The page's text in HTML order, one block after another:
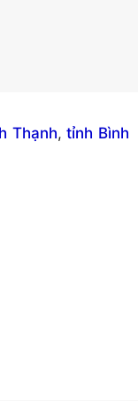
Thạnh,tỉnh Bình